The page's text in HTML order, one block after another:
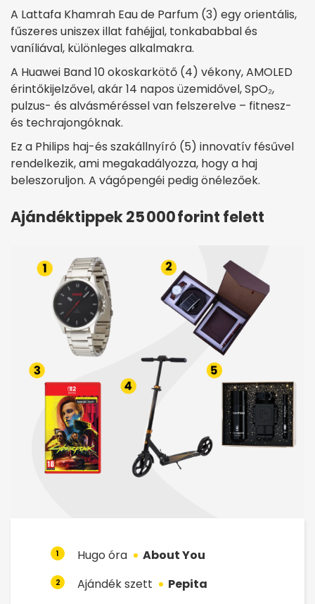
A Lattafa Khamrah Eau de Parfum (3) egy orientális,
fűszeres uniszex illat fahéjjal, tonkababbal és
vaníliával, különleges alkalmakra.
A Huawei Band 10 okoskarkötő (4) vékony, AMOLED
érintőkijelzővel, akár 14 napos üzemidővel, SpO₂,
pulzus- és alvásméréssel van felszerelve – fitnesz-
és techrajongóknak.
Ez a Philips haj-és szakállnyíró (5) innovatív fésűvel
rendelkezik, ami megakadályozza, hogy a haj
beleszoruljon. A vágópengéi pedig önélezőek.
Ajándéktippek 25 000 forint felett
1 Hugo óra About You
2 Ajándék szett Pepita